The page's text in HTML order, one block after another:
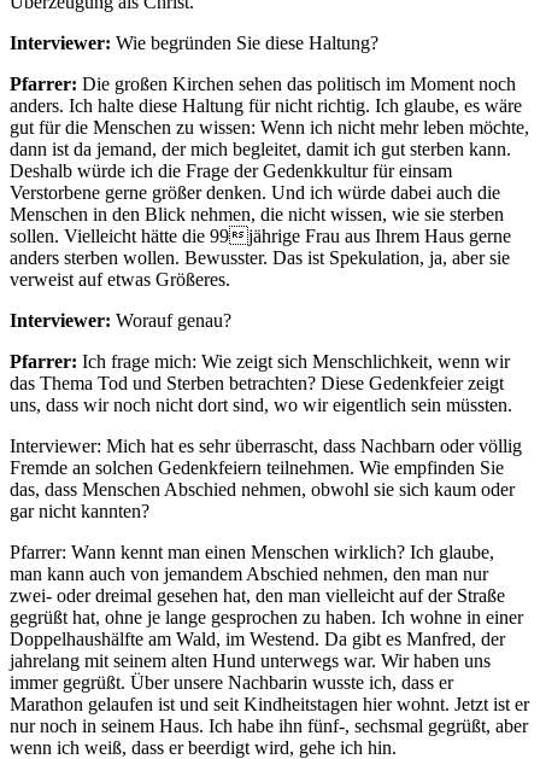
Interviewer: Wie begründen Sie diese Haltung?
Pfarrer: Die großen Kirchen sehen das politisch im Moment noch
anders. Ich halte diese Haltung für nicht richtig. Ich glaube, es wäre
gut für die Menschen zu wissen: Wenn ich nicht mehr leben möchte,
dann ist da jemand, der mich begleitet, damit ich gut sterben kann.
Deshalb würde ich die Frage der Gedenkkultur für einsam
Verstorbene gerne größer denken. Und ich würde dabei auch die
Menschen in den Blick nehmen, die nicht wissen, wie sie sterben
sollen. Vielleicht hätte die 99jährige Frau aus Ihrem Haus gerne
anders sterben wollen. Bewusster. Das ist Spekulation, ja, aber sie
verweist auf etwas Größeres.
Interviewer: Worauf genau?
Pfarrer: Ich frage mich: Wie zeigt sich Menschlichkeit, wenn wir
das Thema Tod und Sterben betrachten? Diese Gedenkfeier zeigt
uns, dass wir noch nicht dort sind, wo wir eigentlich sein müssten.
Interviewer: Mich hat es sehr überrascht, dass Nachbarn oder völlig
Fremde an solchen Gedenkfeiern teilnehmen. Wie empfinden Sie
das, dass Menschen Abschied nehmen, obwohl sie sich kaum oder
gar nicht kannten?
Pfarrer: Wann kennt man einen Menschen wirklich? Ich glaube,
man kann auch von jemandem Abschied nehmen, den man nur
zwei- oder dreimal gesehen hat, den man vielleicht auf der Straße
gegrüßt hat, ohne je lange gesprochen zu haben. Ich wohne in einer
Doppelhaushälfte am Wald, im Westend. Da gibt es Manfred, der
jahrelang mit seinem alten Hund unterwegs war. Wir haben uns
immer gegrüßt. Über unsere Nachbarin wusste ich, dass er
Marathon gelaufen ist und seit Kindheitstagen hier wohnt. Jetzt ist er
nur noch in seinem Haus. Ich habe ihn fünf-, sechsmal gegrüßt, aber
wenn ich weiß, dass er beerdigt wird, gehe ich hin.